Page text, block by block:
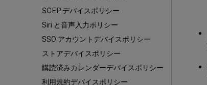
SCEP デバイスポリシー
Siri と音声入力ポリシー
SSO アカウントデバイスポリシー
ストアデバイスポリシー
購読済みカレンダーデバイスポリシー
利用規約デバイスポリシー